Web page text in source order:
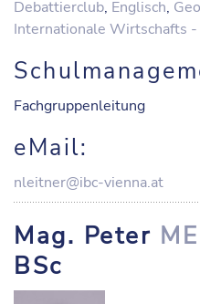
Debattierclub, Englisch,
Internationale Wirtschafts
Fachgruppenleitung
eMail:
nleitner@ibc-vienna.at
Mag. Peter
BSc